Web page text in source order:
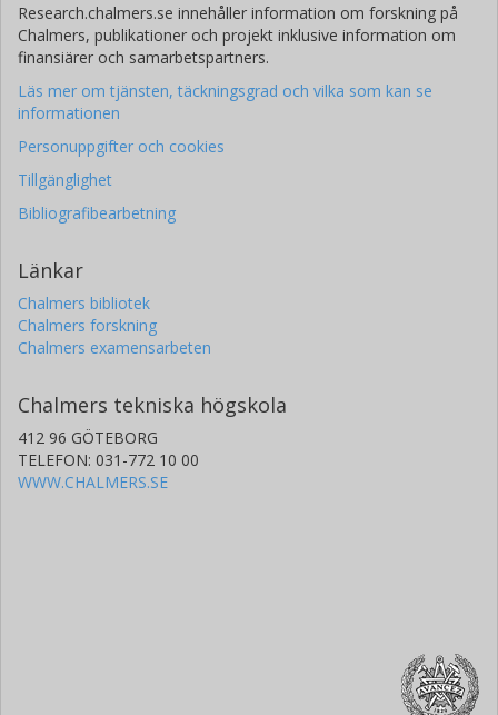
Research.chalmers.se innehåller information om forskning på
Chalmers, publikationer och projekt inklusive information om
finansiärer och samarbetspartners.
Läs mer om tjänsten, täckningsgrad och vilka som kan se
informationen
Personuppgifter och cookies
Tillgänglighet
Bibliografibearbetning
Länkar
Chalmers bibliotek
Chalmers forskning
Chalmers examensarbeten
Chalmers tekniska högskola
412 96 GÖTEBORG
TELEFON: 031-772 10 00
WWW.CHALMERS.SE